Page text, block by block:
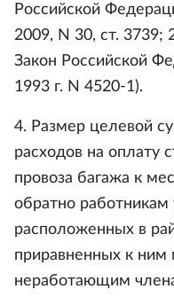
Российской
2009, N 30, ст. 3739;
Закон Российской
1993 г. N 4520-1).
4. Размер целевой
расходов на оплату
провоза багажа к
обратно
расположенных в
приравненных к ним
неработающим